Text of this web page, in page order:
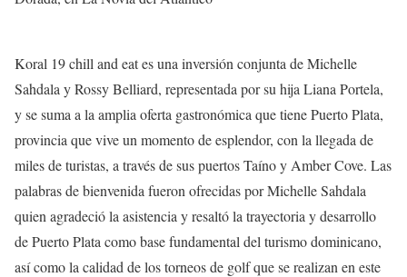
Koral 19 chill and eat es una inversión conjunta de Michelle
Sahdala y Rossy Belliard, representada por su hija Liana Portela,
y se suma a la amplia oferta gastronómica que tiene Puerto Plata,
provincia que vive un momento de esplendor, con la llegada de
miles de turistas, a través de sus puertos Taíno y Amber Cove. Las
palabras de bienvenida fueron ofrecidas por Michelle Sahdala
quien agradeció la asistencia y resaltó la trayectoria y desarrollo
de Puerto Plata como base fundamental del turismo dominicano,
así como la calidad de los torneos de golf que se realizan en este